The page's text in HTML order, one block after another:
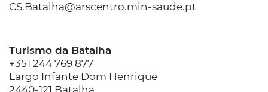
CS.Batalha@arscentro.min-saude.pt
Turismo da Batalha
+351 244 769 877
Largo Infante Dom Henrique
2440-121 Batalha